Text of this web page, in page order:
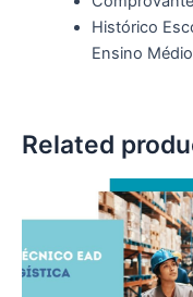
Histórico
Ensino
Related